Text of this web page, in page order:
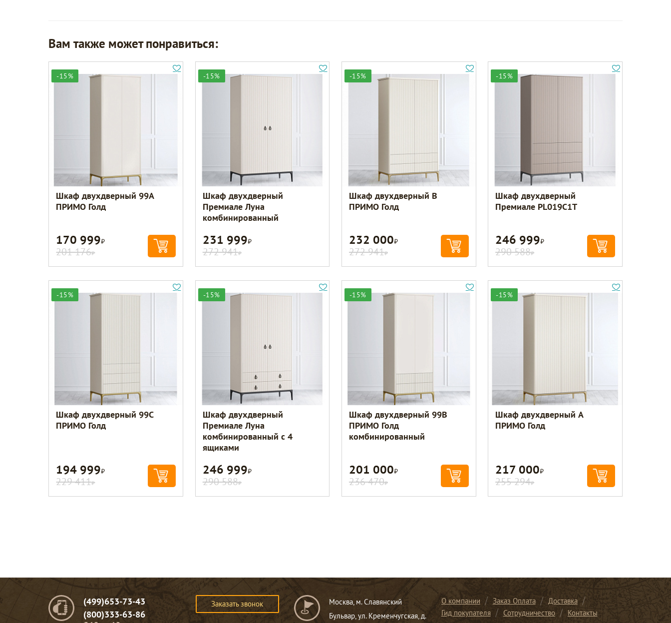
Вам также может понравиться:
-15%
Шкаф двухдверный 99A
ПРИМО Голд
170 999Р
201 176Р
-15%
Шкаф двухдверный
Премиале Луна
комбинированный
231 999Р
272 941Р
-15%
Шкаф двухдверный B
ПРИМО Голд
232 000Р
272 941Р
-15%
Шкаф двухдверный
Премиале PL019C1T
246 999Р
290 588Р
-15%
Шкаф двухдверный 99C
ПРИМО Голд
194 999Р
229 411Р
-15%
Шкаф двухдверный
Премиале Луна
комбинированный с 4
ящиками
246 999Р
290 588Р
-15%
Шкаф двухдверный 99B
ПРИМО Голд
комбинированный
201 000Р
236 470Р
-15%
Шкаф двухдверный A
ПРИМО Голд
217 000Р
255 294Р
(499)653-73-43
(800)333-63-86
Заказать звонок
Москва, м. Славянский
Бульвар, ул. Кременчугская, д.
О компании Заказ Оплата
Доставка
Гид покупателя
Сотрудничество Контакты